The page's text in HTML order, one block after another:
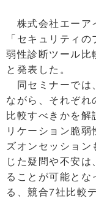
株式会社エーア
「セキュリティ
弱性診断ツール比
と発表した。
同セミナーでは
ながら、それぞ
比較すべきかを
リケーション脆
ズオンセッショ
じた疑問や不安
ることが可能とな
る、競合7社比較